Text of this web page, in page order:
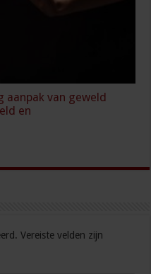
aanpak van geweld
en
Vereiste velden zijn